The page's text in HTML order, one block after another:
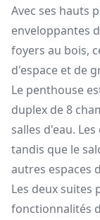
Avec ses hauts
enveloppantes
foyers au bois,
d'espace et de
Le penthouse
duplex de 8
salles d'eau.
tandis que le
autres espaces
Les deux suites
fonctionnalités